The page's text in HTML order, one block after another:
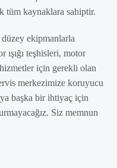
tüm kaynaklara sahiptir.
ekipmanlarla
ışığı teşhisleri, motor
için gerekli olan
merkezimize koruyucu
başka bir ihtiyaç için
Siz memnun